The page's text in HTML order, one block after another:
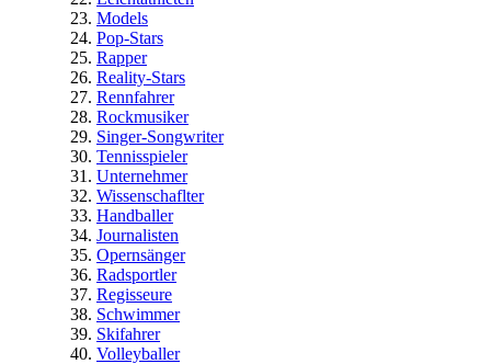
Models
Pop-Stars
Rapper
Reality-Stars
Rennfahrer
Rockmusiker
Singer-Songwriter
Tennisspieler
Unternehmer
Wissenschaflter
Handballer
Journalisten
Opernsänger
Radsportler
Regisseure
Schwimmer
Skifahrer
Volleyballer